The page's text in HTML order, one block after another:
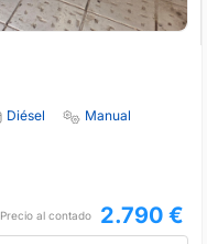
Diésel
Manual
Precio al contado 2.790 €